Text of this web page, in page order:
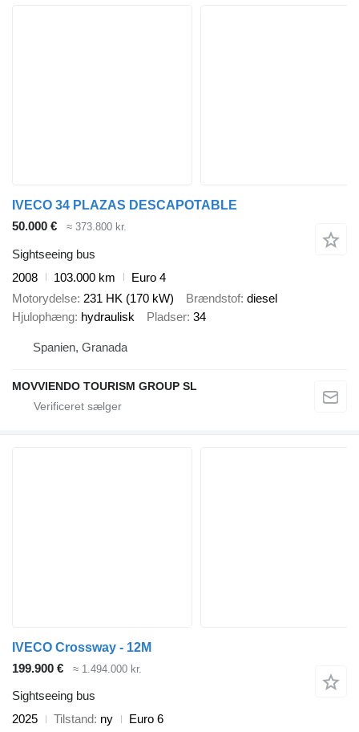
IVECO 34 PLAZAS DESCAPOTABLE
50.000 €
≈ 373.800 kr.
Sightseeing bus
2008
103.000 km
Euro 4
Motorydelse 231 HK (170 kW) Brændstof diesel
Hjulophæng hydraulisk Pladser 34
Spanien, Granada
MOVVIENDO TOURISM GROUP SL
IVECO Crossway - 12M
199.900 €
≈ 1.494.000 kr.
Sightseeing bus
2025
Tilstand ny
Euro 6